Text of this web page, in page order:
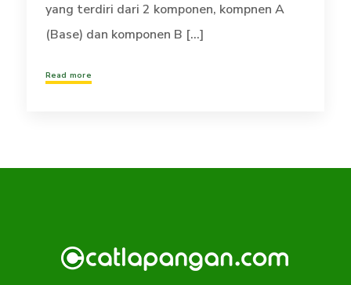
yang terdiri dari 2 komponen, kompnen A
(Base) dan komponen B [...]
Read more